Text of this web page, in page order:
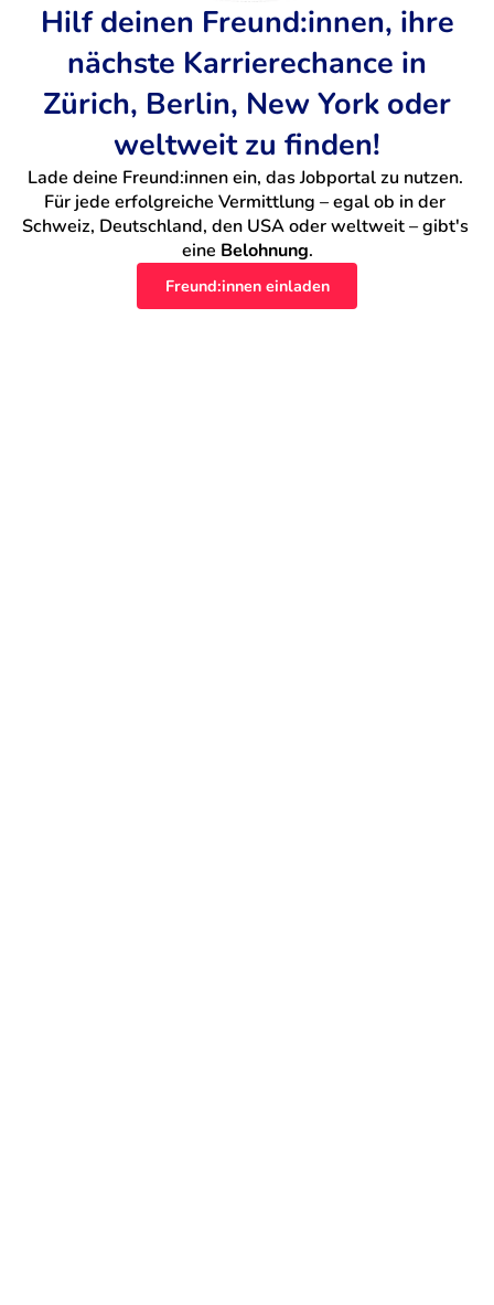
Hilf deinen Freund:innen, ihre
nächste Karrierechance in
Zürich, Berlin, New York oder
weltweit zu finden!
Lade deine Freund:innen ein, das Jobportal zu nutzen.
Für jede erfolgreiche Vermittlung – egal ob in der
Schweiz, Deutschland, den USA oder weltweit – gibt's
eine Belohnung.
Freund:innen einladen